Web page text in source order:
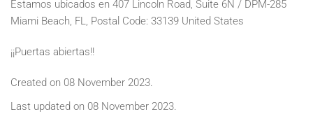
Estamos ubicados en 407 Lincoln Road, Suite 6N / DPM-285
Miami Beach, FL, Postal Code: 33139 United States
¡¡Puertas abiertas!!
Created on 08 November 2023.
Last updated on 08 November 2023.